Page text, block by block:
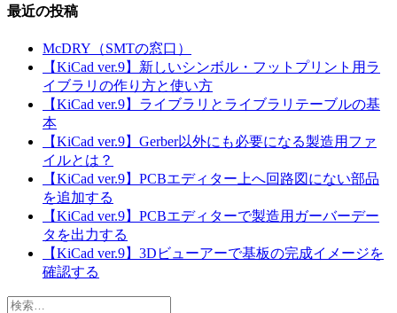
最近の投稿
McDRY（SMTの窓口）
【KiCad ver.9】新しいシンボル・フットプリント用ラ
イブラリの作り方と使い方
【KiCad ver.9】ライブラリとライブラリテーブルの基
本
【KiCad ver.9】Gerber以外にも必要になる製造用ファ
イルとは？
【KiCad ver.9】PCBエディター上へ回路図にない部品
を追加する
【KiCad ver.9】PCBエディターで製造用ガーバーデー
タを出力する
【KiCad ver.9】3Dビューアーで基板の完成イメージを
確認する
検